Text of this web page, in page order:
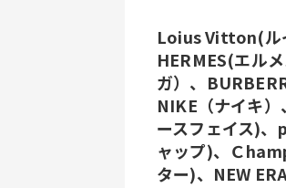
Loius Vitton(ル
HERMES(エル
ガ）、
NIKE（ナイキ
ースフェイス)
ャップ)、Ｃ
ター)、NEW